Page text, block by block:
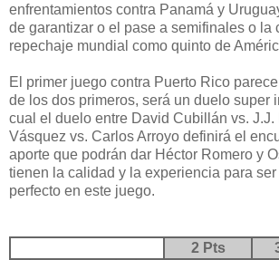
enfrentamientos contra Panamá y
de garantizar o el pase a semifinales o la
repechaje mundial como quinto de
El primer juego contra Puerto Rico
de los dos primeros, será un duelo super
cual el duelo entre David Cubillán vs. J.J.
Vásquez vs. Carlos Arroyo definirá el
aporte que podrán dar Héctor Romero y
tienen la calidad y la experiencia para
perfecto en este juego.
2 Pts